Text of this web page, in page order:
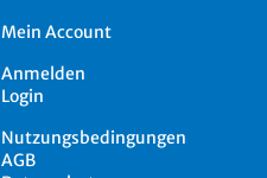
Mein Account
Anmelden
Login
Nutzungsbedingungen
AGB